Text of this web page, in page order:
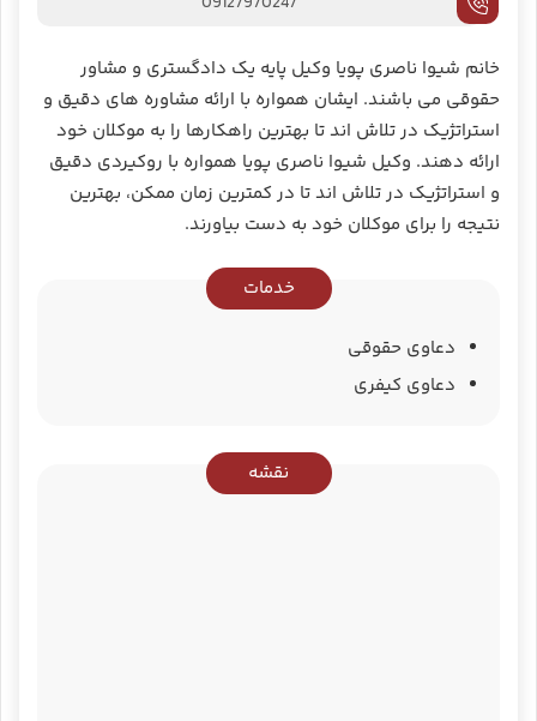
خانم شیوا ناصری پویا وکیل پایه یک دادگستری و مشاور
حقوقی می باشند. ایشان همواره با ارائه مشاوره های دقیق و
استراتژیک در تلاش اند تا بهترین راهکارها را به موکلان خود
ارائه دهند. وکیل شیوا ناصری پویا همواره با روکیردی دقیق
و استراتژیک در تلاش اند تا در کمترین زمان ممکن، بهترین
نتیجه را برای موکلان خود به دست بیاورند.
خدمات
دعاوی حقوقی
دعاوی کیفری
نقشه